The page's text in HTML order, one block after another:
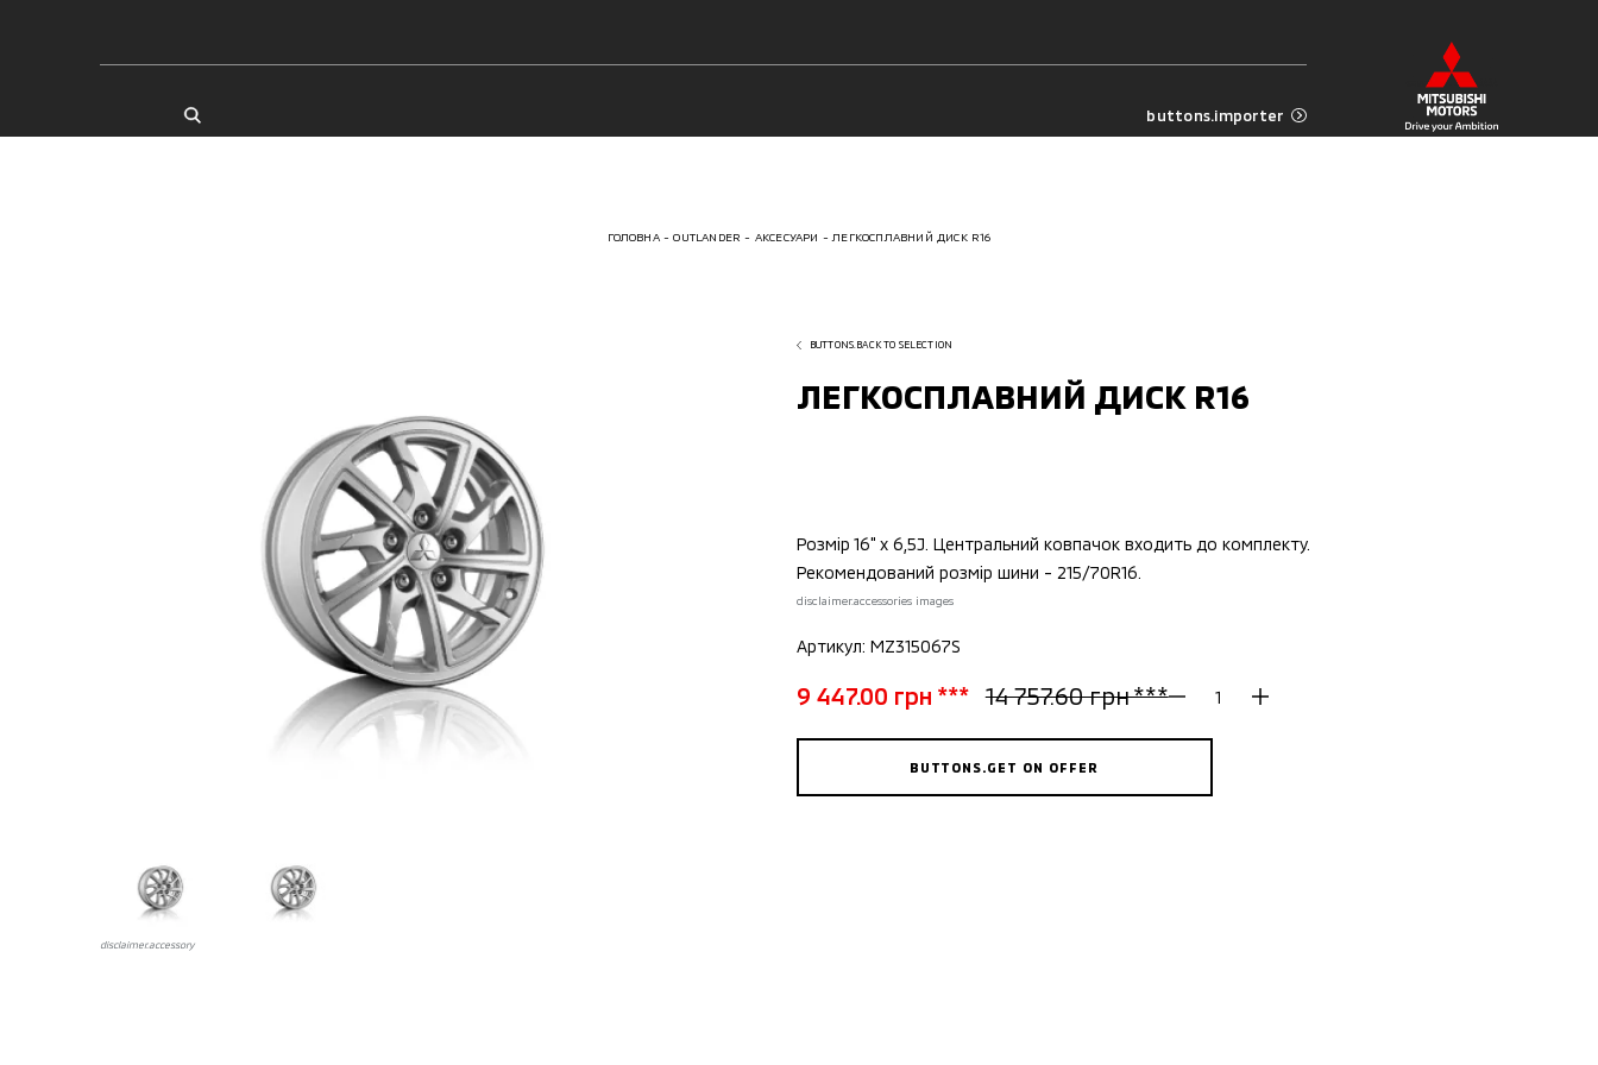
buttons.importer
ГОЛОВНА OUTLANDER АКСЕСУАРИ ЛЕГКОСПЛАВНИЙ ДИСК R16
BUTTONS.BACK TO SELECTION
ЛЕГКОСПЛАВНИЙ ДИСК R16
Розмір 16" x 6,5J. Центральний ковпачок входить до комплекту.
Рекомендований розмір шини - 215/70R16.
disclaimer.accessories images
Артикул: MZ315067S
9 447.00 грн *** 14 757.60 грн ***
BUTTONS.GET ON OFFER
disclaimer.аccessory